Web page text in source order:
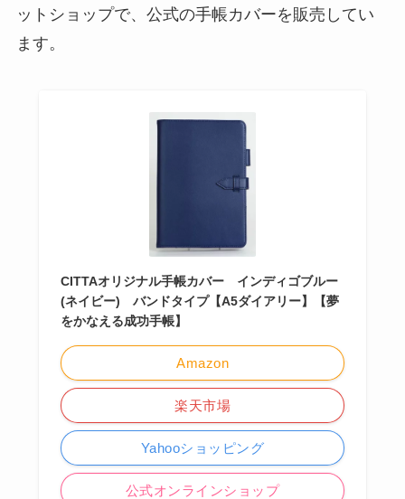
ットショップで、公式の手帳カバーを販売してい
ます。
CITTAオリジナル手帳カバー インディゴブルー
(ネイビー) バンドタイプ【A5ダイアリー】【夢
をかなえる成功手帳】
Amazon
楽天市場
Yahooショッピング
公式オンラインショップ